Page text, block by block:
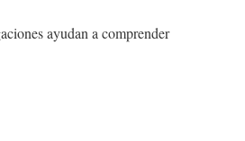
ayudan a comprender